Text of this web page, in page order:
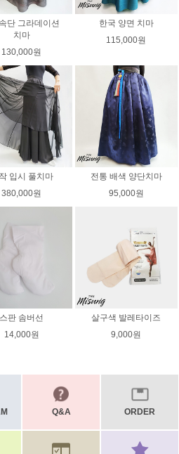
단 그라데이션
치마
130,000원
한국 양면 치마
115,000원
입시 풀치마
380,000원
전통 배색 양단치마
95,000원
스판 솜버선
14,000원
살구색 발레타이즈
9,000원
Q&A ORDER